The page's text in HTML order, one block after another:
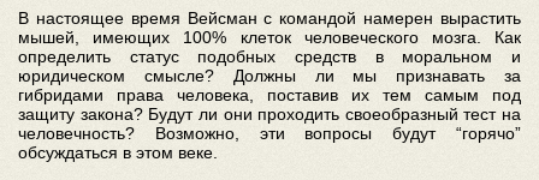
В настоящее время Вейсман с командой намерен вырастить
мышей, имеющих 100% клеток человеческого мозга. Как
определить статус подобных средств в моральном и
юридическом смысле? Должны ли мы признавать за
гибридами права человека, поставив их тем самым под
защиту закона? Будут ли они проходить своеобразный тест на
человечность? Возможно, эти вопросы будут “горячо”
обсуждаться в этом веке.